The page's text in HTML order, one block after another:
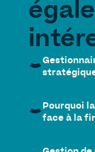
Pourquoi
face à la